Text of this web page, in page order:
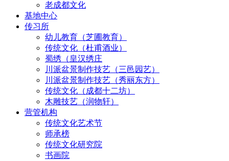
老成都文化
基地中心
传习所
幼儿教育（芝圃教育）
传统文化（杜甫酒业）
蜀绣（皇汉绣庄
川派盆景制作技艺（三邑园艺）
川派盆景制作技艺（秀丽东方）
传统文化（成都十二坊）
木雕技艺（润物轩）
营管机构
传统文化艺术节
师承榜
传统文化研究院
书画院